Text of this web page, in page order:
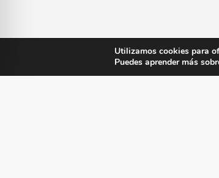
Utilizamos cookies para
Puedes aprender más